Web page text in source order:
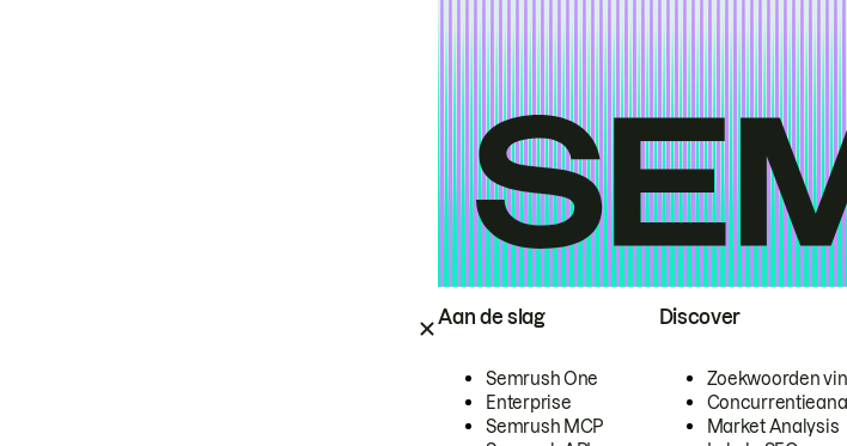
Aan de slag
Semrush One
Enterprise
Semrush MCP
Discover
Zoekwoorden
Market Analysis